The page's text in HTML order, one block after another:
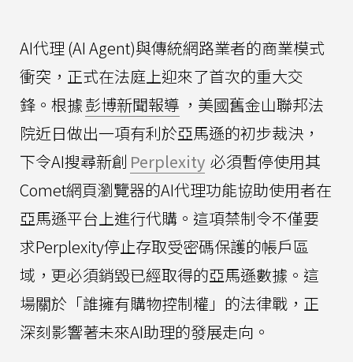
AI代理 (AI Agent)與傳統網路業者的商業模式
衝突，正式在法庭上迎來了首次的重大交
鋒。根據彭博新聞報導 ，美國舊金山聯邦法
院近日做出一項有利於亞馬遜的初步裁決，
下令AI搜尋新創 Perplexity 必須暫停使用其
Comet網頁瀏覽器的AI代理功能協助使用者在
亞馬遜平台上進行代購。這項禁制令不僅要
求Perplexity停止存取受密碼保護的帳戶區
域，更必須銷毀已經取得的亞馬遜數據。這
場關於「誰擁有購物控制權」的法律戰，正
深刻影響著未來AI助理的發展走向。